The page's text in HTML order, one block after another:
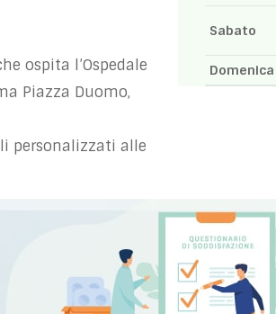
ospita l’Ospedale
Piazza Duomo,
personalizzati alle
Sabato
Domenica